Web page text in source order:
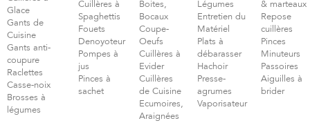
Glace
Gants de
Cuisine
Gants anti-
coupure
Raclettes
Casse-noix
Brosses à
légumes
Cuillères à
Spaghettis
Fouets
Denoyoteur
Pompes à
jus
Pinces à
sachet
Boites,
Bocaux
Coupe-
Oeufs
Cuillères à
Evider
Cuillères
de Cuisine
Ecumoires,
Araignées
Légumes
Entretien du
Matériel
Plats à
débarasser
Hachoir
Presse-
agrumes
Vaporisateur
& marteaux
Repose
cuillères
Pinces
Minuteurs
Passoires
Aiguilles à
brider